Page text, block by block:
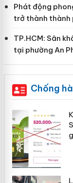
Phát động
trở thành thành
TP.HCM: Sân
tại phường An
Chống